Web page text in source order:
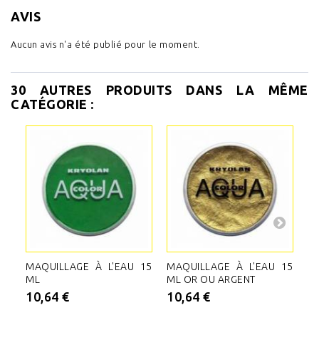
AVIS
Aucun avis n'a été publié pour le moment.
30 AUTRES PRODUITS DANS LA MÊME
CATÉGORIE :
MAQUILLAGE À L'EAU 15
ML
10,64 €
MAQUILLAGE À L'EAU 15
ML OR OU ARGENT
10,64 €